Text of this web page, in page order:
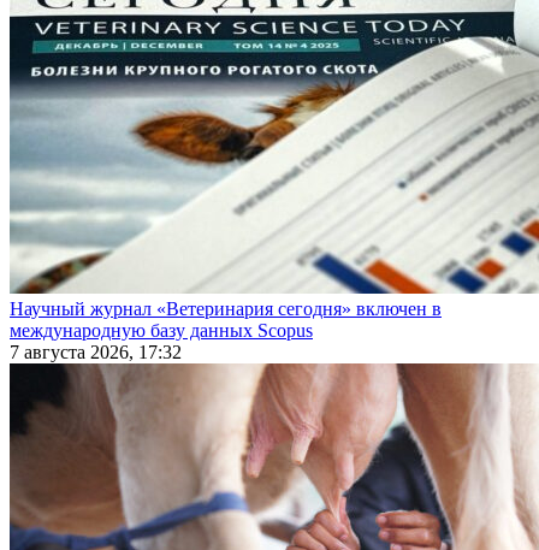
Научный журнал «Ветеринария сегодня» включен в
международную базу данных Scopus
7 августа 2026, 17:32